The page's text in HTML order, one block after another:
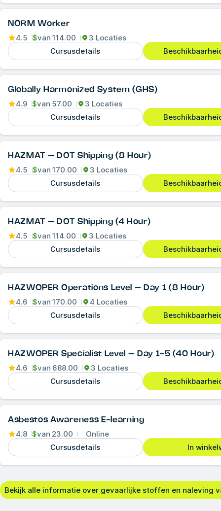
NORM Worker
4.5 $van 114.00
3 Locaties
Cursusdetails
Globally Harmonized System (GHS)
4.9 $van 57.00
3 Locaties
Cursusdetails
HAZMAT – DOT Shipping (8 Hour)
4.5 $van 170.00
3 Locaties
Cursusdetails
HAZMAT – DOT Shipping (4 Hour)
4.5 $van 114.00
3 Locaties
Cursusdetails
HAZWOPER Operations Level – Day 1 (8 Hour)
4.6 $van 170.00
4 Locaties
Cursusdetails
HAZWOPER Specialist Level – Day 1-5 (40 Hour)
4.6 $van 688.00
3 Locaties
Cursusdetails
Asbestos Awareness E-learning
4.8 $van 23.00
Online
Cursusdetails
In
Bekijk alle informatie over gevaarlijke stoffen en naleving